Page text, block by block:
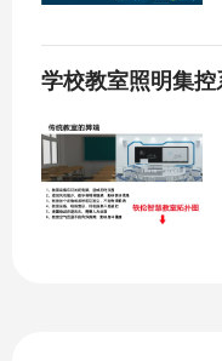
学校教室照明集